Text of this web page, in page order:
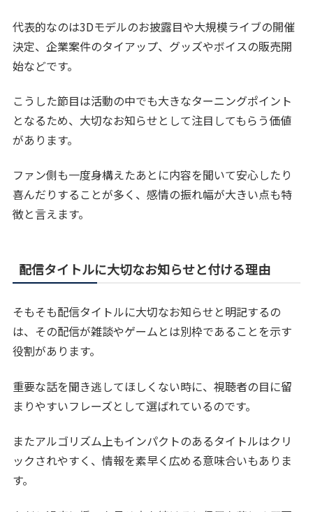
代表的なのは3Dモデルのお披露目や大規模ライブの開催
決定、企業案件のタイアップ、グッズやボイスの販売開
始などです。
こうした節目は活動の中でも大きなターニングポイント
となるため、大切なお知らせとして注目してもらう価値
があります。
ファン側も一度身構えたあとに内容を聞いて安心したり
喜んだりすることが多く、感情の振れ幅が大きい点も特
徴と言えます。
配信タイトルに大切なお知らせと付ける理由
そもそも配信タイトルに大切なお知らせと明記するの
は、その配信が雑談やゲームとは別枠であることを示す
役割があります。
重要な話を聞き逃してほしくない時に、視聴者の目に留
まりやすいフレーズとして選ばれているのです。
またアルゴリズム上もインパクトのあるタイトルはクリ
ックされやすく、情報を素早く広める意味合いもありま
す。